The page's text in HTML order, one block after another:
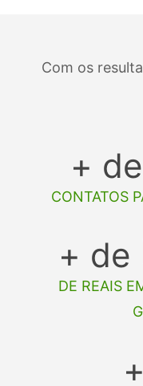
Com os
+ de
CONTATOS
+ de
DE REAIS